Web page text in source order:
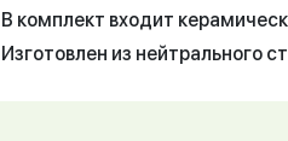
В комплект входит
Изготовлен из нейтрального